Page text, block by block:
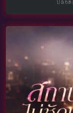
ปลอด